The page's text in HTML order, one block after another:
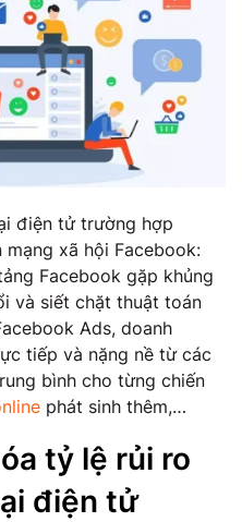
điện tử trường hợp
xã hội Facebook:
Facebook gặp khủng
và siết chặt thuật toán
Ads, doanh
tiếp và nặng nề từ các
bình cho từng chiến
phát sinh thêm,…
tỷ lệ rủi ro
điện tử